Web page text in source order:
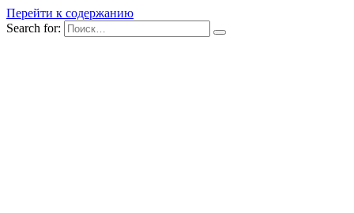
Перейти к содержанию
Search for: